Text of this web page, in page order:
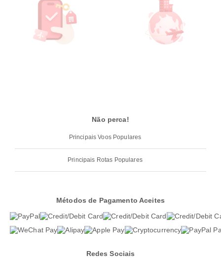
Não perca!
Principais Voos Populares
Principais Rotas Populares
Métodos de Pagamento Aceites
Redes Sociais